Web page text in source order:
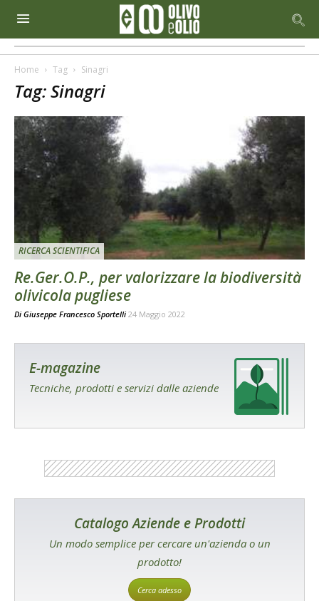
Home Tag Sinagri
Tag: Sinagri
RICERCA SCIENTIFICA
Re.Ger.O.P., per valorizzare la biodiversità
olivicola pugliese
Di Giuseppe Francesco Sportelli 24 Maggio 2022
E-magazine
Tecniche, prodotti e servizi dalle aziende
Catalogo Aziende e Prodotti
Un modo semplice per cercare un'azienda o un
prodotto!
Cerca adesso